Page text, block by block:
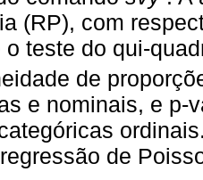
(RP), com
o teste do qui-
de
e nominais, e p-
de